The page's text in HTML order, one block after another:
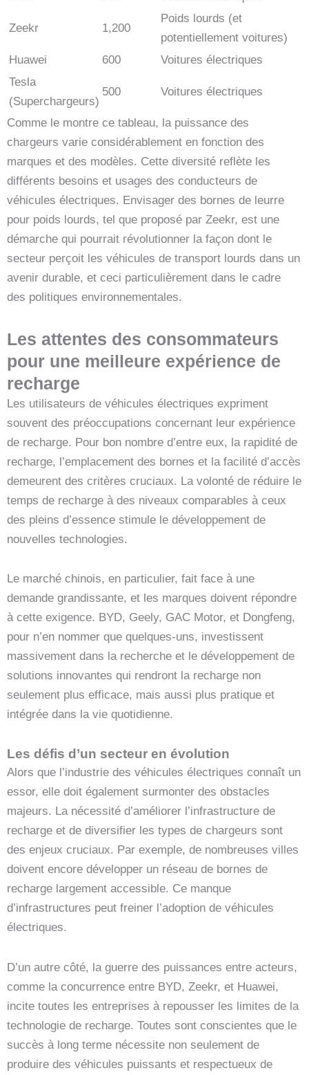
Zeekr 1,200
Poids lourds (et
potentiellement voitures)
Huawei
600
Voitures électriques
Tesla
(Superchargeurs)
500 Voitures électriques
Comme le montre ce tableau, la puissance des
chargeurs varie considérablement en fonction des
marques et des modèles. Cette diversité reflète les
différents besoins et usages des conducteurs de
véhicules électriques. Envisager des bornes de leurre
pour poids lourds, tel que proposé par Zeekr, est une
démarche qui pourrait révolutionner la façon dont le
secteur perçoit les véhicules de transport lourds dans un
avenir durable, et ceci particulièrement dans le cadre
des politiques environnementales.
Les attentes des consommateurs
pour une meilleure expérience de
recharge
Les utilisateurs de véhicules électriques expriment
souvent des préoccupations concernant leur expérience
de recharge. Pour bon nombre d’entre eux, la rapidité de
recharge, l’emplacement des bornes et la facilité d’accès
demeurent des critères cruciaux. La volonté de réduire le
temps de recharge à des niveaux comparables à ceux
des pleins d’essence stimule le développement de
nouvelles technologies.
Le marché chinois, en particulier, fait face à une
demande grandissante, et les marques doivent répondre
à cette exigence. BYD, Geely, GAC Motor, et Dongfeng,
pour n’en nommer que quelques-uns, investissent
massivement dans la recherche et le développement de
solutions innovantes qui rendront la recharge non
seulement plus efficace, mais aussi plus pratique et
intégrée dans la vie quotidienne.
Les défis d’un secteur en évolution
Alors que l’industrie des véhicules électriques connaît un
essor, elle doit également surmonter des obstacles
majeurs. La nécessité d’améliorer l’infrastructure de
recharge et de diversifier les types de chargeurs sont
des enjeux cruciaux. Par exemple, de nombreuses villes
doivent encore développer un réseau de bornes de
recharge largement accessible. Ce manque
d’infrastructures peut freiner l’adoption de véhicules
électriques.
D’un autre côté, la guerre des puissances entre acteurs,
comme la concurrence entre BYD, Zeekr, et Huawei,
incite toutes les entreprises à repousser les limites de la
technologie de recharge. Toutes sont conscientes que le
succès à long terme nécessite non seulement de
produire des véhicules puissants et respectueux de